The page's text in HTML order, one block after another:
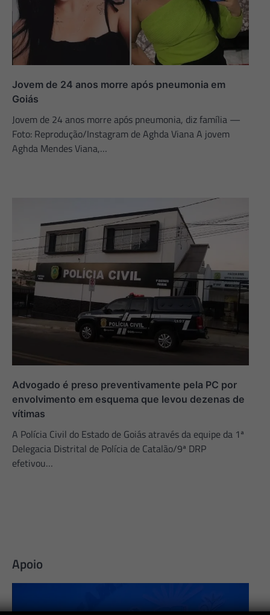
Jovem de 24 anos morre após pneumonia em
Goiás
Jovem de 24 anos morre após pneumonia, diz família —
Foto: Reprodução/Instagram de Aghda Viana A jovem
Aghda Mendes Viana,…
Advogado é preso preventivamente pela PC por
envolvimento em esquema que levou dezenas de
vítimas
A Polícia Civil do Estado de Goiás através da equipe da 1ª
Delegacia Distrital de Polícia de Catalão/9ª DRP
efetivou…
Apoio